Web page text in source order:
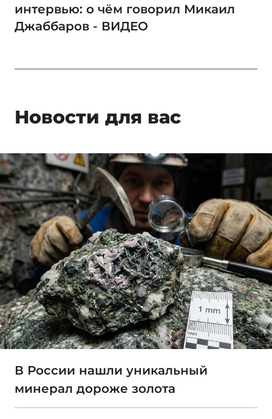
интервью: о чём говорил Микаил
Джаббаров - ВИДЕО
Новости для вас
В России нашли уникальный
минерал дороже золота